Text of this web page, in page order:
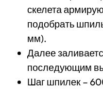
скелета
подобрать
мм).
Далее
последующим
Шаг шпилек –